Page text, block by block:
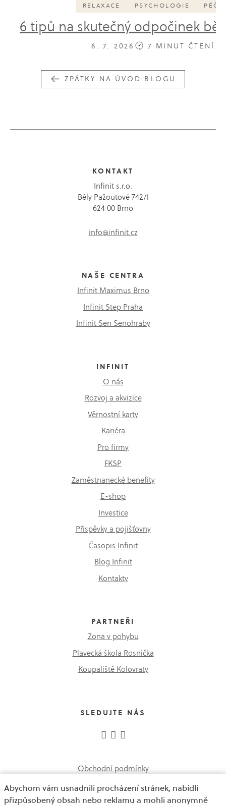
RELAXACE PSYCHOLOGIE PÉČE
6 tipů na skutečný odpočinek
6. 7. 2026 7 MINUT ČTENÍ
ZPÁTKY NA ÚVOD BLOGU
KONTAKT
Infinit s.r.o.
Běly Pažoutové 742/1
624 00 Brno
info@infinit.cz
NAŠE CENTRA
Infinit Maximus Brno
Infinit Step Praha
Infinit Sen Senohraby
INFINIT
O nás
Rozvoj a akvizice
Věrnostní karty
Kariéra
Pro firmy
FKSP
Zaměstnanecké benefity
E-shop
Investice
Příspěvky a pojišťovny
Časopis Infinit
Blog Infinit
Kontakty
PARTNEŘI
Zona v pohybu
Plavecká škola Rosnička
Koupaliště Kolovraty
SLEDUJTE NÁS
Obchodní podmínky
GDPR a ochrana oznamovatelů
Abychom vám usnadnili procházení stránek, nabídli
přizpůsobený obsah nebo reklamu a mohli anonymně